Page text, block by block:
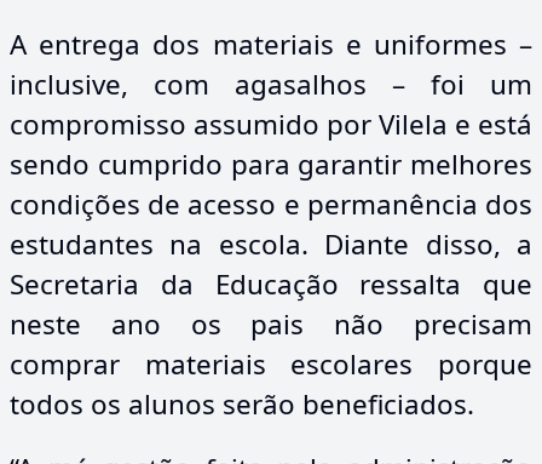
A entrega dos materiais e uniformes –
inclusive, com agasalhos – foi um
compromisso assumido por Vilela e está
sendo cumprido para garantir melhores
condições de acesso e permanência dos
estudantes na escola. Diante disso, a
Secretaria da Educação ressalta que
neste ano os pais não precisam
comprar materiais escolares porque
todos os alunos serão beneficiados.